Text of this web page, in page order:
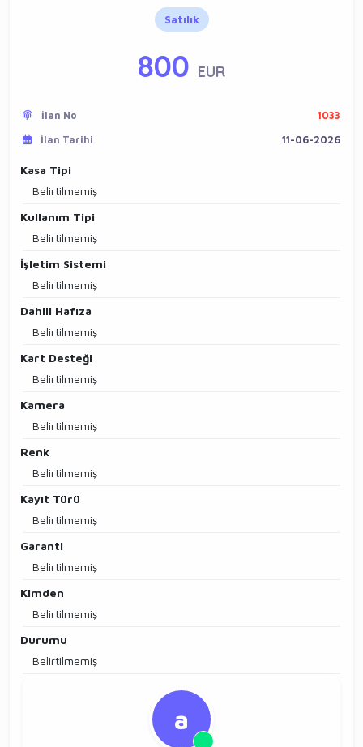
Satılık
800 EUR
İlan No
1033
İlan Tarihi
11-06-2026
Kasa Tipi
Belirtilmemiş
Kullanım Tipi
Belirtilmemiş
İşletim Sistemi
Belirtilmemiş
Dahili Hafıza
Belirtilmemiş
Kart Desteği
Belirtilmemiş
Kamera
Belirtilmemiş
Renk
Belirtilmemiş
Kayıt Türü
Belirtilmemiş
Garanti
Belirtilmemiş
Kimden
Belirtilmemiş
Durumu
Belirtilmemiş
a